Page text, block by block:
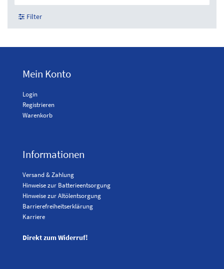
Filter
Mein Konto
Login
Registrieren
Warenkorb
Informationen
Versand & Zahlung
Hinweise zur Batterieentsorgung
Hinweise zur Altölentsorgung
Barrierefreiheitserklärung
Karriere
Direkt zum Widerruf!